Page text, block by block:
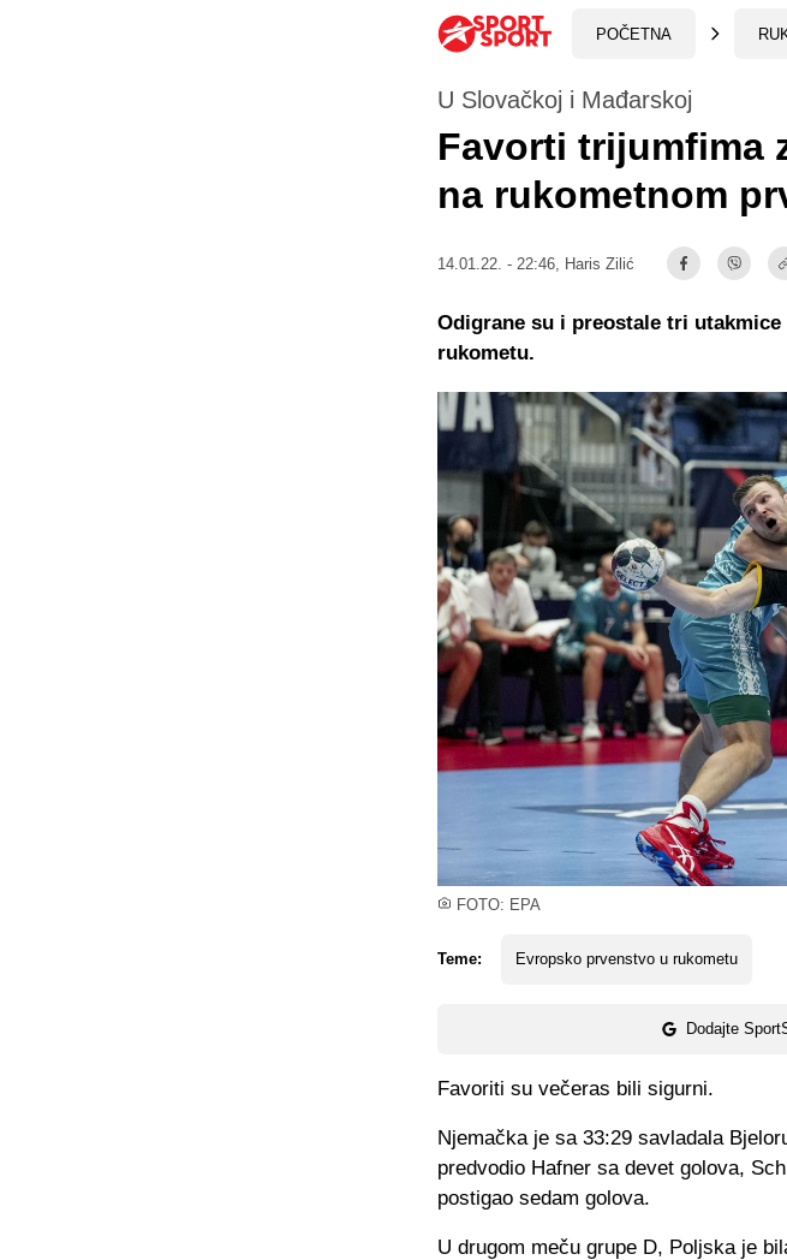
POČETNA
FOTO: EPA
U Slovačkoj i Mađarskoj
Favorti trijumfima
na rukometnom
14.01.22. - 22:46, Haris Zilić
Teme: Evropsko prvenstvo u rukometu
Dodajte
Odigrane su i preostale tri
rukometu.
Favoriti su večeras bili sigurni.
Njemačka je sa 33:29 savladala
predvodio Hafner sa devet golova,
postigao sedam golova.
U drugom meču grupe D, Poljska je